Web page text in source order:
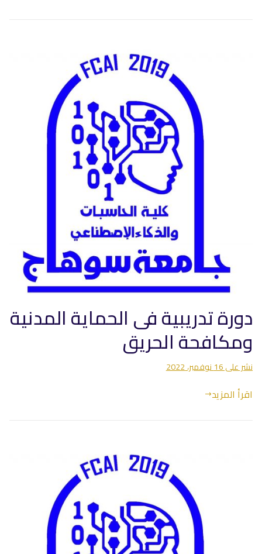
دورة تدريبية فى الحماية المدنية
ومكافحة الحريق
نشر على16 نوفمبر، 2022
اقرأ المزيد